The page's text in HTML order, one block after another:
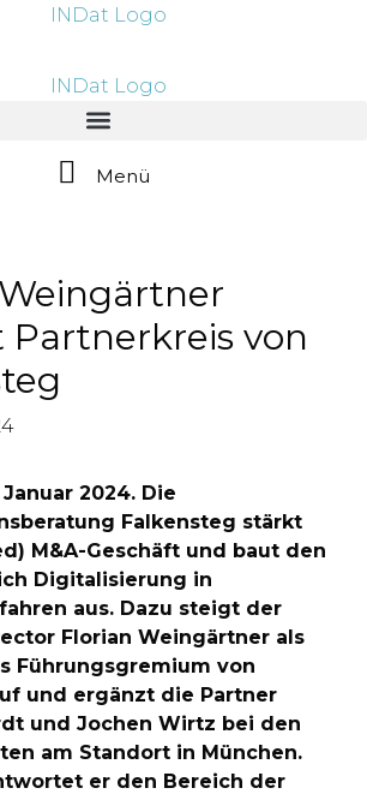
Menü
Partnerkreis von
Januar 2024. Die
Falkensteg stärkt
M&A-Geschäft und baut den
Digitalisierung in
aus. Dazu steigt der
Florian Weingärtner als
Führungsgremium von
und ergänzt die Partner
und Jochen Wirtz bei den
am Standort in München.
er den Bereich der